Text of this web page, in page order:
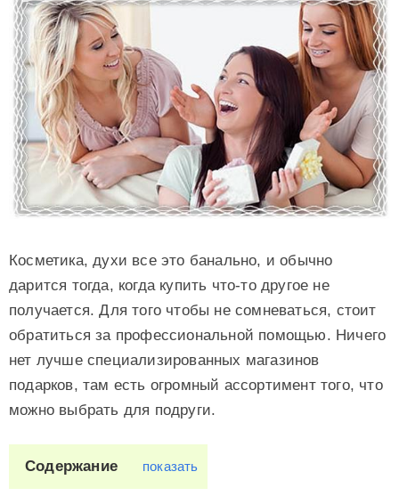
Косметика, духи все это банально, и обычно
дарится тогда, когда купить что-то другое не
получается. Для того чтобы не сомневаться, стоит
обратиться за профессиональной помощью. Ничего
нет лучше специализированных магазинов
подарков, там есть огромный ассортимент того, что
можно выбрать для подруги.
Содержание показать